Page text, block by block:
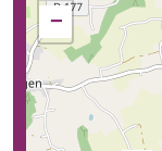
−